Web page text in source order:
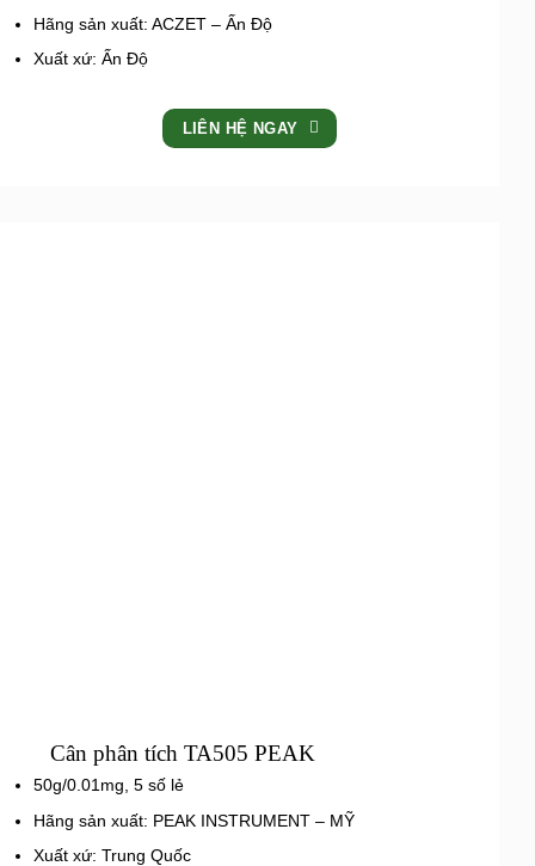
Hãng sản xuất: ACZET – Ấn Độ
Xuất xứ: Ấn Độ
LIÊN HỆ NGAY
Cân phân tích TA505 PEAK
50g/0.01mg, 5 số lẻ
Hãng sản xuất: PEAK INSTRUMENT – MỸ
Xuất xứ: Trung Quốc